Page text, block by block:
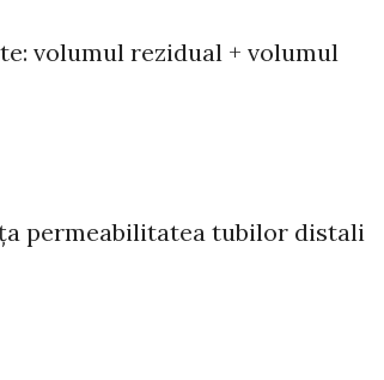
volumul rezidual + volumul
permeabilitatea tubilor distali